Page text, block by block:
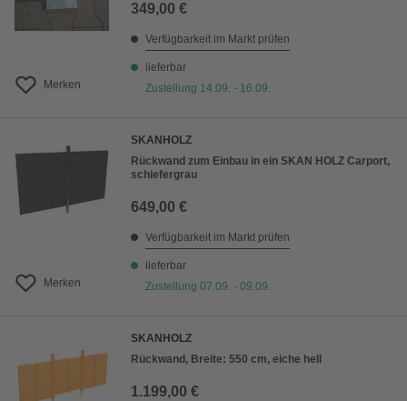
Merken
349,00 €
Verfügbarkeit im Markt prüfen
lieferbar
Zustellung 14.09. - 16.09.
Merken
SKANHOLZ
Rückwand zum Einbau in ein SKAN HOLZ Carport,
schiefergrau
649,00 €
Verfügbarkeit im Markt prüfen
lieferbar
Zustellung 07.09. - 09.09.
SKANHOLZ
Rückwand, Breite: 550 cm, eiche hell
1.199,00 €